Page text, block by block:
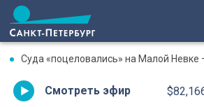
Суда «поцеловались» на Малой Невке —
Смотреть эфир